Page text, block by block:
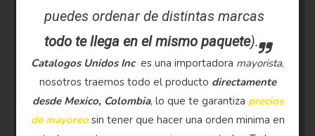
puedes ordenar de distintas marcas
todo te llega en el mismo paquete).
Catalogos Unidos Inc es una importadora mayorista,
nosotros traemos todo el producto directamente
desde Mexico, Colombia, lo que te garantiza precios
de mayoreosin tener que hacer una orden minima en